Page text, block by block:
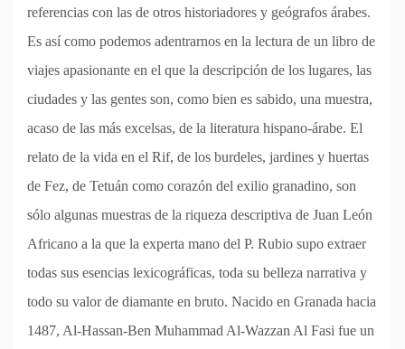
referencias con las de otros historiadores y geógrafos árabes.
Es así como podemos adentrarnos en la lectura de un libro de
viajes apasionante en el que la descripción de los lugares, las
ciudades y las gentes son, como bien es sabido, una muestra,
acaso de las más excelsas, de la literatura hispano-árabe. El
relato de la vida en el Rif, de los burdeles, jardines y huertas
de Fez, de Tetuán como corazón del exilio granadino, son
sólo algunas muestras de la riqueza descriptiva de Juan León
Africano a la que la experta mano del P. Rubio supo extraer
todas sus esencias lexicográficas, toda su belleza narrativa y
todo su valor de diamante en bruto. Nacido en Granada hacia
1487, Al-Hassan-Ben Muhammad Al-Wazzan Al Fasi fue un